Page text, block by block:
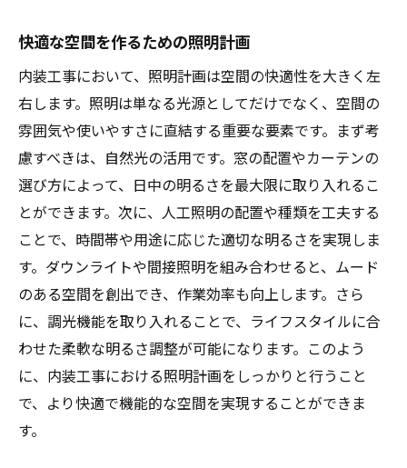
快適な空間を作るための照明計画
内装工事において、照明計画は空間の快適性を大きく左
右します。照明は単なる光源としてだけでなく、空間の
雰囲気や使いやすさに直結する重要な要素です。まず考
慮すべきは、自然光の活用です。窓の配置やカーテンの
選び方によって、日中の明るさを最大限に取り入れるこ
とができます。次に、人工照明の配置や種類を工夫する
ことで、時間帯や用途に応じた適切な明るさを実現しま
す。ダウンライトや間接照明を組み合わせると、ムード
のある空間を創出でき、作業効率も向上します。さら
に、調光機能を取り入れることで、ライフスタイルに合
わせた柔軟な明るさ調整が可能になります。このよう
に、内装工事における照明計画をしっかりと行うこと
で、より快適で機能的な空間を実現することができま
す。